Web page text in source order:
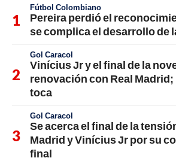
Fútbol Colombiano
Pereira perdió el
se complica el desarrollo de
Gol Caracol
Vinícius Jr y el final de la
renovación con Real Madrid;
toca
Gol Caracol
Se acerca el final de la
Madrid y Vinícius Jr por su
final